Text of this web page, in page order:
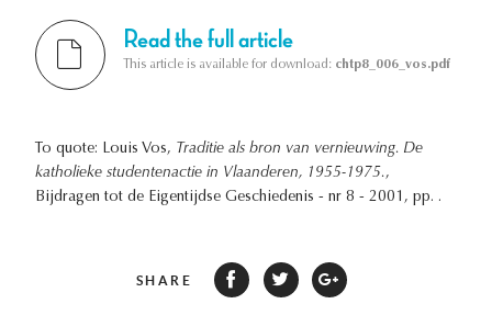
Read the full article
This article is available for download: chtp8_006_vos.pdf
To quote: Louis Vos, Traditie als bron van vernieuwing. De
katholieke studentenactie in Vlaanderen, 1955-1975.,
Bijdragen tot de Eigentijdse Geschiedenis - nr 8 - 2001, pp. .
SHARE